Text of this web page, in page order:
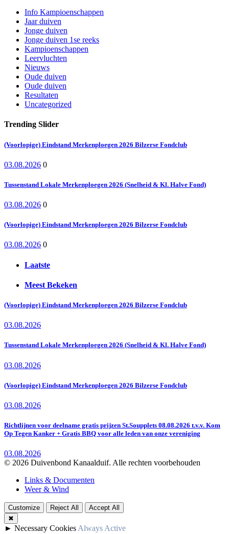
Info Kampioenschappen
Jaar duiven
Jonge duiven
Jonge duiven 1se reeks
Kampioenschappen
Leervluchten
Nieuws
Oude duiven
Oude duiven
Resultaten
Uncategorized
Trending Slider
(Voorlopige) Eindstand Merkenploegen 2026 Bilzerse Fondclub
03.08.2026 0
Tussenstand Lokale Merkenploegen 2026 (Snelheid & Kl. Halve Fond)
03.08.2026 0
(Voorlopige) Eindstand Merkenploegen 2026 Bilzerse Fondclub
03.08.2026 0
Laatste
Meest Bekeken
(Voorlopige) Eindstand Merkenploegen 2026 Bilzerse Fondclub
03.08.2026
Tussenstand Lokale Merkenploegen 2026 (Snelheid & Kl. Halve Fond)
03.08.2026
(Voorlopige) Eindstand Merkenploegen 2026 Bilzerse Fondclub
03.08.2026
Richtlijnen voor deelname gratis prijzen St.Soupplets 08.08.2026 t.v.v. Kom
Op Tegen Kanker + Gratis BBQ voor alle leden van onze vereniging
03.08.2026
© 2026 Duivenbond Kanaalduif. Alle rechten voorbehouden
Links & Documenten
Weer & Wind
Customize Reject All
Accept All
✖
► Necessary Cookies Always Active